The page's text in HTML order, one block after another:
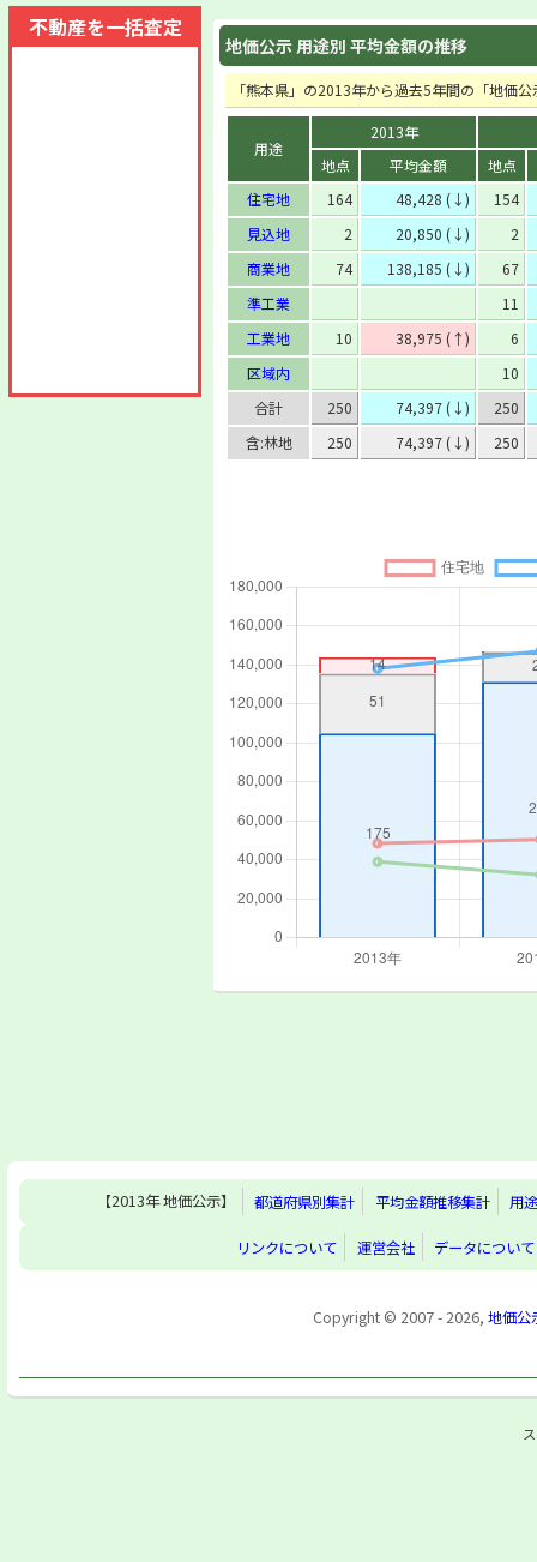
地価公示 用途別 平均金額の推移
「熊本県」の2013年から過去5年間の「地価
用途
2013年
地点
平均金額
地点
住宅地
164 48,428 (↓)
154
見込地
2 20,850 (↓)
2
商業地
74 138,185 (↓)
67
準工業
11
工業地
10 38,975 (↑)
6
区域内
10
合計
250 74,397 (↓)
250
含:林地
250 74,397 (↓) 250
不動産を一括査定
【2013年 地価公示】 都道府県別集計 平均金額推移集計 用
リンクについて 運営会社 データについて
Copyright © 2007 - 2026, 地価公